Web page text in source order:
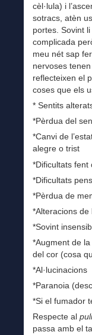
cèl·lula) i
sotracs, atèn
portes. Sovint
complicada
meu nét sap
nervoses
reflecteixen el
coses que els
* Sentits
*Pèrdua del
*Canvi de
alegre o trist
*Dificultats fent
*Dificultats
*Pèrdua de
*Alteracions de
*Sovint
*Augment de
del cor (cosa
*Al·lucinacions
*Paranoia
*Si el fumador
Respecte al
passa amb el